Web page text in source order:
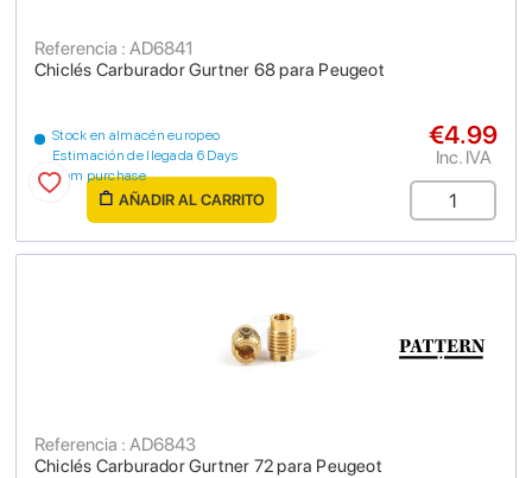
Chiclés Carburador Gurtner 68 para Peugeot
Referencia : AD6841
Stock en almacén europeo
Estimación de llegada 6 Days
from purchase
€4.99
Inc. IVA
AÑADIR AL CARRITO
Chiclés Carburador Gurtner 72 para Peugeot
Referencia : AD6843